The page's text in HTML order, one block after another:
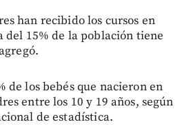
han recibido los cursos en
del 15% de la población tiene
de los bebés que nacieron en
entre los 10 y 19 años, según
de estadística.